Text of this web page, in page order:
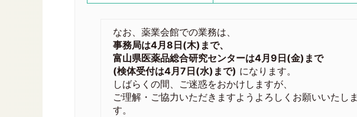
なお、薬業会館での業務は、
事務局は4月8日(木)まで、
富山県医薬品総合研究センターは4月9日(金)まで
(検体受付は4月7日(水)まで) になります。
しばらくの間、ご迷惑をおかけしますが、
ご理解・ご協力いただきますようよろしくお願いいたしま
す。